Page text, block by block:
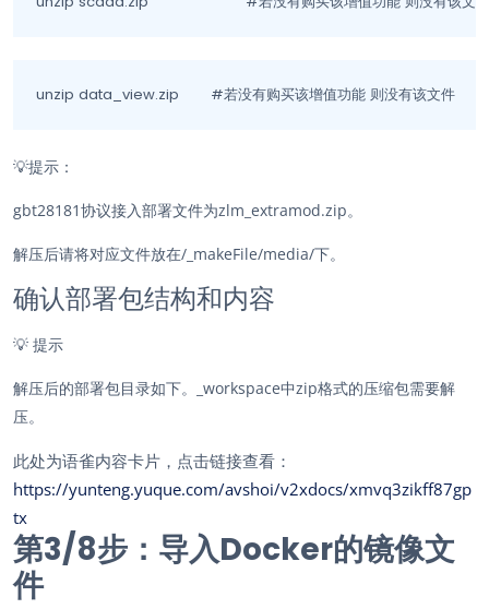
unzip data_view.zip 	#若没有购买该增值功能 则没有该文件
💡提示：
gbt28181协议接入部署文件为zlm_extramod.zip。
解压后请将对应文件放在/_makeFile/media/下。
确认部署包结构和内容
💡 提示
解压后的部署包目录如下。_workspace中zip格式的压缩包需要解
压。
此处为语雀内容卡片，点击链接查看：
https://yunteng.yuque.com/avshoi/v2xdocs/xmvq3zikff87gp
tx
第3/8步：导入Docker的镜像文
件